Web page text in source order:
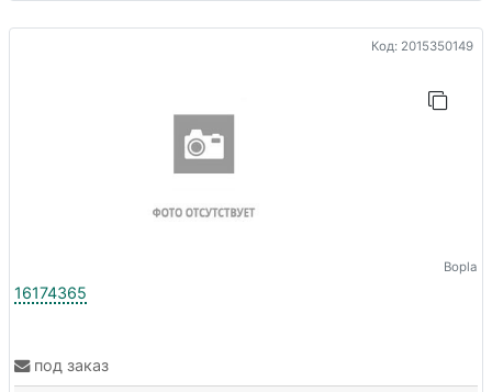
Код: 2015350149
Bopla
16174365
под заказ